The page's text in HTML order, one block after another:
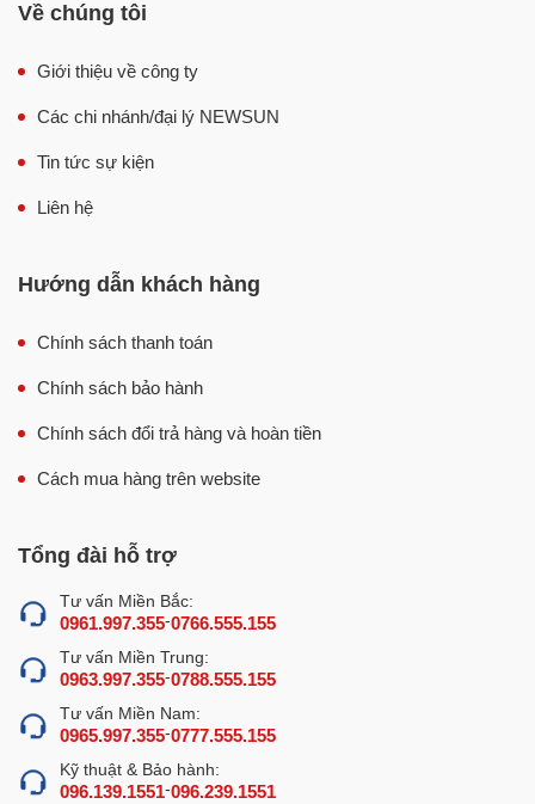
Về chúng tôi
Giới thiệu về công ty
Các chi nhánh/đại lý NEWSUN
Tin tức sự kiện
Liên hệ
Hướng dẫn khách hàng
Chính sách thanh toán
Chính sách bảo hành
Chính sách đổi trả hàng và hoàn tiền
Cách mua hàng trên website
Tổng đài hỗ trợ
Tư vấn Miền Bắc:
0961.997.355-0766.555.155
Tư vấn Miền Trung:
0963.997.355-0788.555.155
Tư vấn Miền Nam:
0965.997.355-0777.555.155
Kỹ thuật & Bảo hành:
096.139.1551-096.239.1551